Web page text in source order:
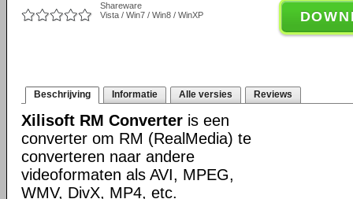
Shareware
Vista / Win7 / Win8 / WinXP
Beschrijving Informatie Alle versies Reviews
Xilisoft RM Converter is een
converter om RM (RealMedia) te
converteren naar andere
videoformaten als AVI, MPEG,
WMV, DivX, MP4, etc.